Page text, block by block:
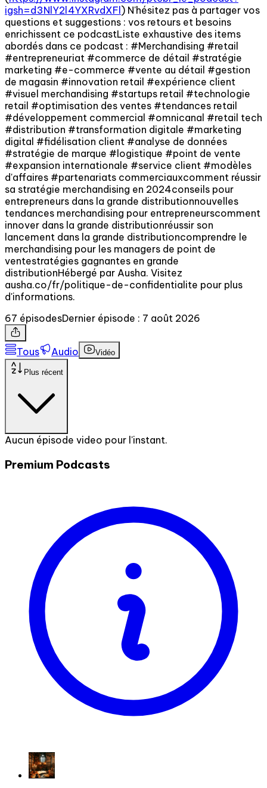
igsh=d3NlY2l4YXRvdXFl) N'hésitez pas à partager vos
questions et suggestions : vos retours et besoins
enrichissent ce podcastListe exhaustive des items
abordés dans ce podcast : #Merchandising #retail
#entrepreneuriat #commerce de détail #stratégie
marketing #e-commerce #vente au détail #gestion
de magasin #innovation retail #expérience client
#visuel merchandising #startups retail #technologie
retail #optimisation des ventes #tendances retail
#développement commercial #omnicanal #retail tech
#distribution #transformation digitale #marketing
digital #fidélisation client #analyse de données
#stratégie de marque #logistique #point de vente
#expansion internationale #service client #modèles
d'affaires #partenariats commerciauxcomment réussir
sa stratégie merchandising en 2024conseils pour
entrepreneurs dans la grande distributionnouvelles
tendances merchandising pour entrepreneurscomment
innover dans la grande distributionréussir son
lancement dans la grande distributioncomprendre le
merchandising pour les managers de point de
ventestratégies gagnantes en grande
distributionHébergé par Ausha. Visitez
ausha.co/fr/politique-de-confidentialite pour plus
d'informations.
67 épisodesDernier épisode : 7 août 2026
Tous Audio Vidéo
Plus récent
Aucun épisode video pour l'instant.
Premium Podcasts